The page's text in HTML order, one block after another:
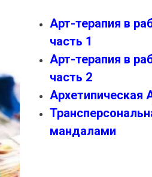
Арт-терапия в
часть 1
Арт-терапия в
часть 2
Архетипическая
мандалами